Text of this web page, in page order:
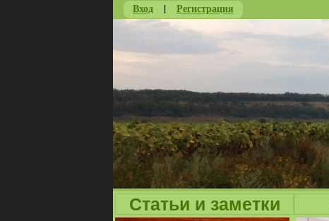
Вход | Регистрация
Статьи и заметки